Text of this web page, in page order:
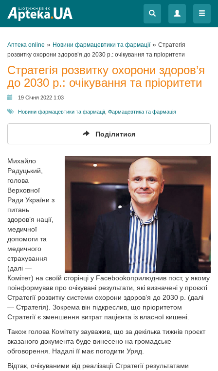
Меню
Меню
Аптека online » Новини фармацевтики та фармації» Стратегія
розвитку охорони здоров’я до 2030 р.: очікування та пріоритети
Стратегія розвитку охорони здоров’я
до 2030 р.: очікування та пріоритети
19 Січня 2022 1:03
Новини фармацевтики та фармації Фармацевтика та фармація
Поділитися
Михайло
Радуцький,
голова
Верховної
Ради України з
питань
здоров’я нації,
медичної
допомоги та
медичного
страхування
(далі —
Комітет) на своїй сторінці у Facebookоприлюднив пост, у якому
поінформував про очікувані результати, які визначені у проєкті
Стратегії розвитку системи охорони здоров’я до 2030 р. (далі
— Стратегія). Зокрема він підкреслив, що пріоритетом
Стратегії є зменшення витрат пацієнта із власної кишені.
Також голова Комітету зауважив, що за декілька тижнів проєкт
вказаного документа буде винесено на громадське
обговорення. Надалі її має погодити Уряд.
Відтак, очікуваними від реалізації Стратегії результатами